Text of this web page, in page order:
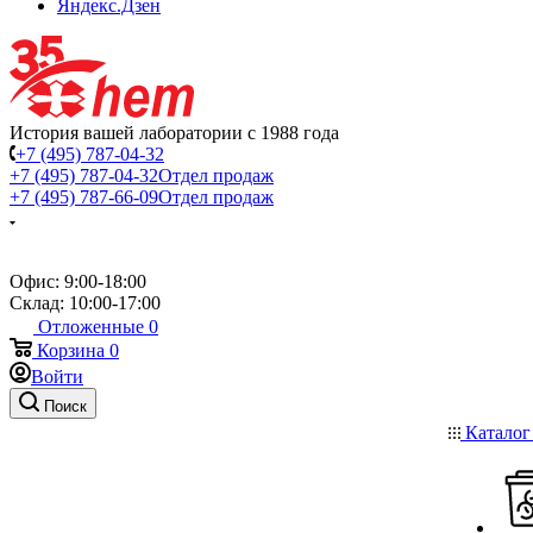
Яндекс.Дзен
История вашей лаборатории с 1988 года
+7 (495) 787-04-32
+7 (495) 787-04-32Отдел продаж
+7 (495) 787-66-09Отдел продаж
Офис: 9:00-18:00
Склад: 10:00-17:00
Отложенные 0
Корзина 0
Войти
Поиск